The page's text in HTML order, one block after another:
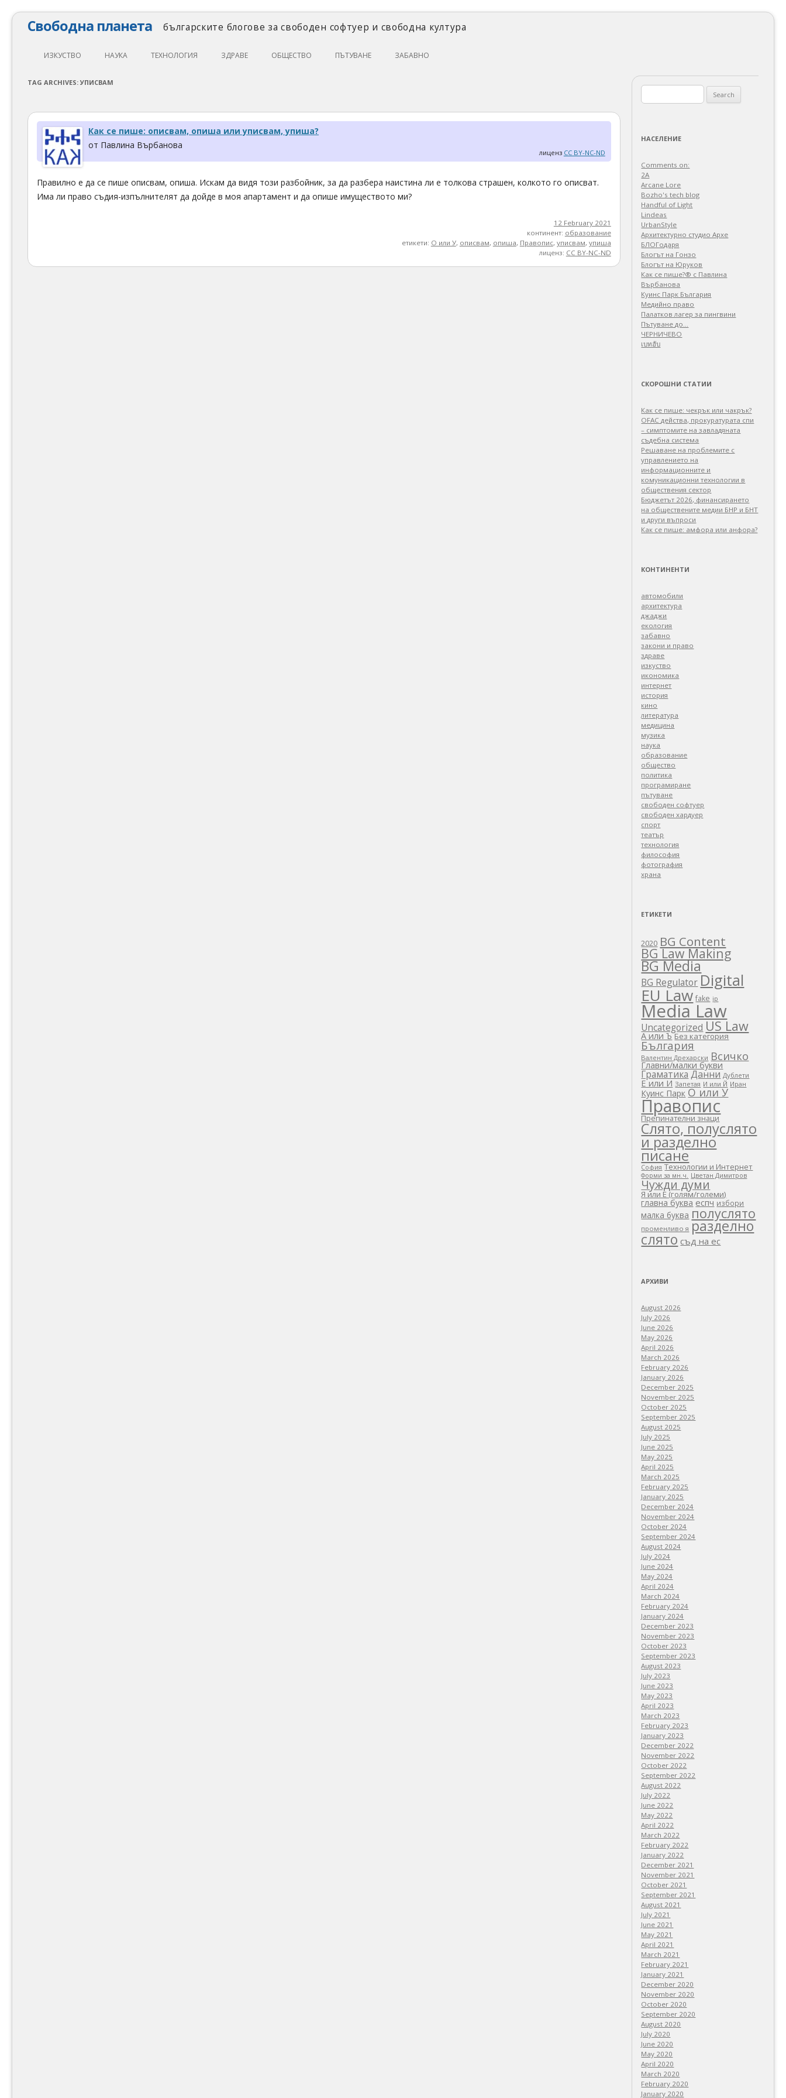
Свободна планета българските блогове за свободен софтуер и свободна култура
Skip
to
ИЗКУСТВО
КИНО
МУЗИКА
ФОТОГРАФИЯ
НАУКА
ФИЗИКА
ОБРАЗОВАНИЕ
ТЕХНОЛОГИЯ
СВОБОДЕН СОФТУЕР
СВОБОДЕН ХАРДУЕР
ДЖАДЖИ
ЗДРАВЕ ОБЩЕСТВО
ЦИФРОВИ ПРАВА
ПЪТУВАНЕ ЗАБАВНО
TAG ARCHIVES:УПИСВАМ
Как се пише: описвам, опиша или уписвам, упиша?
от Павлина Върбанова
лиценз CC BY-NC-ND
Правилно е да се пише описвам, опиша. Искам да видя този разбойник, за да разбера наистина ли е толкова страшен, колкото го описват.
Има ли право съдия-изпълнителят да дойде в моя апартамент и да опише имуществото ми?
12 February 2021
континент: образование
етикети: О или У, описвам, опиша, Правопис, уписвам, упиша
лиценз: CC BY-NC-ND
for:
НАСЕЛЕНИЕ
Comments on:
2A
Arcane Lore
Bozho's tech blog
Handful of Light
Lindeas
UrbanStyle
Архитектурно студио Архе
БЛОГодаря
Блогът на Гонзо
Блогът на Юруков
Как се пише?® с Павлина
Върбанова
Куинс Парк България
Медийно право
Палатков лагер зa пингвини
Пътуване до…
ЧЕРНИЧЕВО
เบทฮับ
СКОРОШНИ СТАТИИ
Как се пише: чекрък или чакрък?
OFAC действа, прокуратурата спи
– симптомите на завладяната
съдебна система
Решаване на проблемите с
управлението на
информационните и
комуникационни технологии в
обществения сектор
Бюджетът 2026, финансирането
на обществените медии БНР и БНТ
и други въпроси
Как се пише: амфора или анфора?
КОНТИНЕНТИ
автомобили
архитектура
джаджи
екология
забавно
закони и право
здраве
изкуство
икономика
интернет
история
кино
литература
медицина
музика
наука
образование
общество
политика
програмиране
пътуване
свободен софтуер
свободен хардуер
спорт
театър
технология
философия
фотография
храна
ЕТИКЕТИ
2020 BG Content
BG Law Making
BG Media
BG Regulator Digital
EU Law fake ip
Media Law
Uncategorized US Law
А или Ъ Без категория
България
Валентин Дрехарски Всичко
Главни/малки букви
Граматика Данни Дублети
Е или И Запетая И или Й Иран
Куинс Парк О или У
Правопис
Препинателни знаци
Слято, полуслято
и разделно
писане
София Технологии и Интернет
Форми за мн.ч. Цветан Димитров
Чужди думи
Я или Е (голям/големи)
главна буква еспч избори
малка буква полуслято
променливо я разделно
слято съд на ес
АРХИВИ
August 2026
July 2026
June 2026
May 2026
April 2026
March 2026
February 2026
January 2026
December 2025
November 2025
October 2025
September 2025
August 2025
July 2025
June 2025
May 2025
April 2025
March 2025
February 2025
January 2025
December 2024
November 2024
October 2024
September 2024
August 2024
July 2024
June 2024
May 2024
April 2024
March 2024
February 2024
January 2024
December 2023
November 2023
October 2023
September 2023
August 2023
July 2023
June 2023
May 2023
April 2023
March 2023
February 2023
January 2023
December 2022
November 2022
October 2022
September 2022
August 2022
July 2022
June 2022
May 2022
April 2022
March 2022
February 2022
January 2022
December 2021
November 2021
October 2021
September 2021
August 2021
July 2021
June 2021
May 2021
April 2021
March 2021
February 2021
January 2021
December 2020
November 2020
October 2020
September 2020
August 2020
July 2020
June 2020
May 2020
April 2020
March 2020
February 2020
January 2020